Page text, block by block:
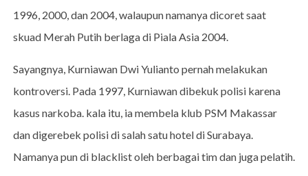
1996, 2000, dan 2004, walaupun namanya dicoret saat
skuad Merah Putih berlaga di Piala Asia 2004.
Sayangnya, Kurniawan Dwi Yulianto pernah melakukan
kontroversi. Pada 1997, Kurniawan dibekuk polisi karena
kasus narkoba. kala itu, ia membela klub PSM Makassar
dan digerebek polisi di salah satu hotel di Surabaya.
Namanya pun di blacklist oleh berbagai tim dan juga pelatih.